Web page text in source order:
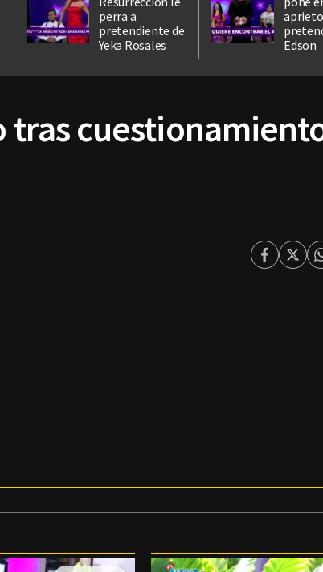
perra a
pretendiente de
Yeka Rosales
Edson
tras
Facebook